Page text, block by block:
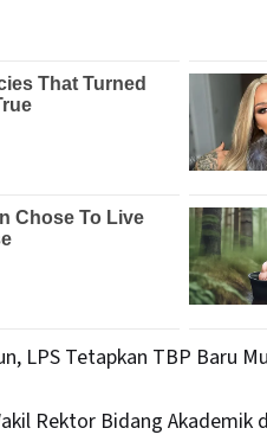
LPS Tetapkan TBP Baru
Rektor Bidang Akademik